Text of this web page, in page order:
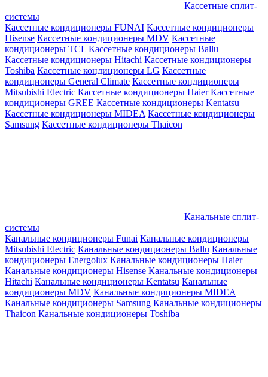
Кассетные сплит-
системы
Кассетные кондиционеры FUNAI Кассетные кондиционеры
Hisense Кассетные кондиционеры MDV Кассетные
кондиционеры TCL Кассетные кондиционеры Ballu
Кассетные кондиционеры Hitachi Кассетные кондиционеры
Toshiba Кассетные кондиционеры LG Кассетные
кондиционеры General Climate Кассетные кондиционеры
Mitsubishi Electric Кассетные кондиционеры Haier Кассетные
кондиционеры GREE Кассетные кондиционеры Kentatsu
Кассетные кондиционеры MIDEA Кассетные кондиционеры
Samsung Кассетные кондиционеры Thaicon
Канальные сплит-
системы
Канальные кондиционеры Funai Канальные кондиционеры
Mitsubishi Electric Канальные кондиционеры Ballu Канальные
кондиционеры Energolux Канальные кондиционеры Haier
Канальные кондиционеры Hisense Канальные кондиционеры
Hitachi Канальные кондиционеры Kentatsu Канальные
кондиционеры MDV Канальные кондиционеры MIDEA
Канальные кондиционеры Samsung Канальные кондиционеры
Thaicon Канальные кондиционеры Toshiba